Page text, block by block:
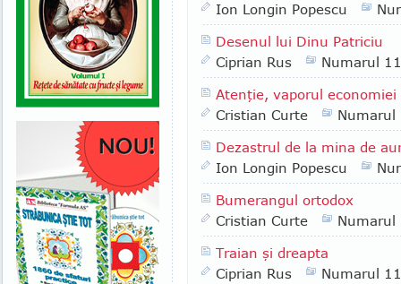
Ion Longin Popescu
Desenul lui Dinu Patriciu
Ciprian Rus
Numarul
Atenţie, vaporul economiei
Cristian Curte
Numarul
Dezastrul de la mina de
Ion Longin Popescu
Bumerangul ortodox
Cristian Curte
Numarul
Traian şi dreapta
Ciprian Rus
Numarul